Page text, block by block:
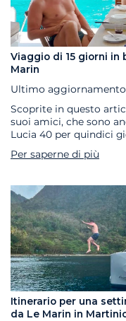
Viaggio di 15 giorni in
Marin
Ultimo aggiornamento
Scoprite in questo
suoi amici, che sono
Lucia 40 per quindici
Per saperne di più
Itinerario per una
da Le Marin in